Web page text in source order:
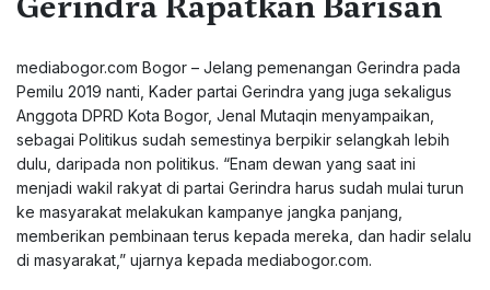
mediabogor.com Bogor – Jelang pemenangan Gerindra pada
Pemilu 2019 nanti, Kader partai Gerindra yang juga sekaligus
Anggota DPRD Kota Bogor, Jenal Mutaqin menyampaikan,
sebagai Politikus sudah semestinya berpikir selangkah lebih
dulu, daripada non politikus. “Enam dewan yang saat ini
menjadi wakil rakyat di partai Gerindra harus sudah mulai turun
ke masyarakat melakukan kampanye jangka panjang,
memberikan pembinaan terus kepada mereka, dan hadir selalu
di masyarakat,” ujarnya kepada mediabogor.com.